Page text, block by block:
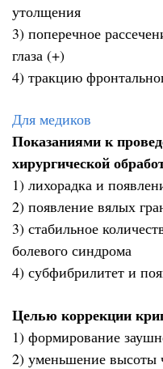
утолщения
3) поперечное
глаза (+)
4) тракцию
Для медиков
Показаниями к
хирургической
1) лихорадка и
2) появление вялых
3) стабильное
болевого синдрома
4) субфибрилитет и
Целью коррекции
1) формирование
2) уменьшение высоты